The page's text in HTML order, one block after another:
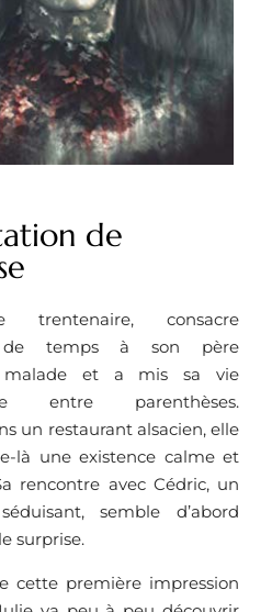
de
trentenaire, consacre
de temps à son père
malade et a mis sa vie
entre parenthèses.
un restaurant alsacien, elle
là une existence calme et
rencontre avec Cédric, un
semble d’abord
surprise.
cette première impression